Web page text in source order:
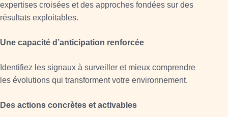
expertises croisées et des approches fondées sur des
résultats exploitables.
Une capacité d’anticipation renforcée
Identifiez les signaux à surveiller et mieux comprendre
les évolutions qui transforment votre environnement.
Des actions concrètes et activables